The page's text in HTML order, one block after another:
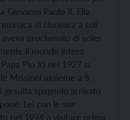
Giovanni Paolo II. Ella
di clausura a soli
proclamato di voler
il mondo intero
Pio XI nel 1927 la
Missioni assieme a S.
gesuita spagnolo arrivato
Lei con le sue
nel 1994 a visitare prima